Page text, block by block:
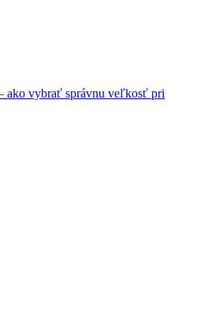
ako vybrať správnu veľkosť pri